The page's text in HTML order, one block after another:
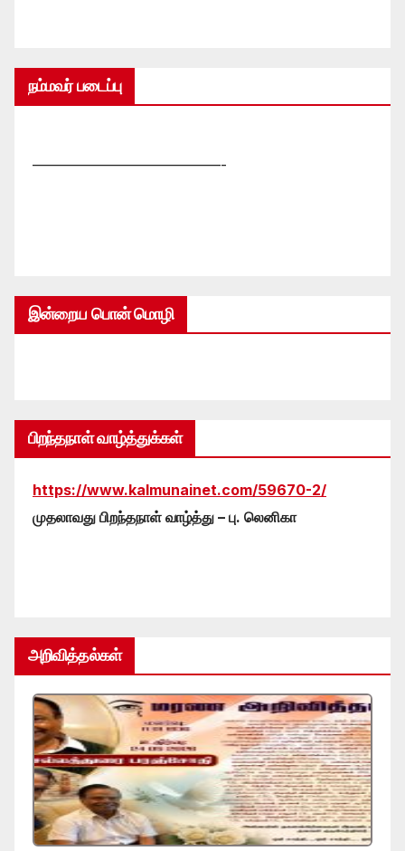
நம்மவர் படைப்பு
—————————————-
இன்றைய பொன் மொழி
பிறந்தநாள் வாழ்த்துக்கள்
https://www.kalmunainet.com/59670-2/
முதலாவது பிறந்தநாள் வாழ்த்து – பு. லெனிகா
அறிவித்தல்கள்